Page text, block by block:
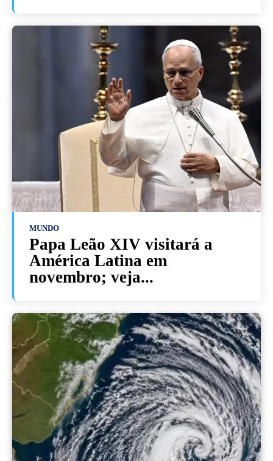
MUNDO
Papa Leão XIV visitará a
América Latina em
novembro; veja...